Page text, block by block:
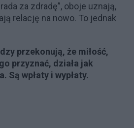
za zdradę”, oboje uznają,
relację na nowo. To jednak
przekonują, że miłość,
przyznać, działa jak
Są wpłaty i wypłaty.